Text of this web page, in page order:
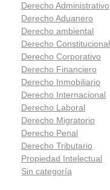
Derecho Administrativo
Derecho Aduanero
Derecho ambiental
Derecho Constitucional
Derecho Corporativo
Derecho Financiero
Derecho Inmobiliario
Derecho Internacional
Derecho Laboral
Derecho Migratorio
Derecho Penal
Derecho Tributario
Propiedad Intelectual
Sin categoría